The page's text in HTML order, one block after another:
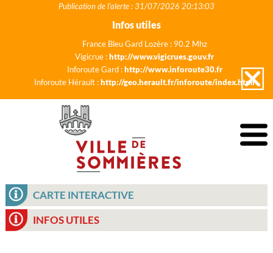
Publication de l'alerte : 31/07/2026 20:13:03
Infos utiles
France Bleu Gard Lozère : 90.2 Mhz
Vigicrue :http://www.vigicrues.gouv.fr
Inforoute Gard :http://www.inforoute30.fr
Inforoute Hérault :http://geo.herault.fr/inforoute/index.html
CARTE INTERACTIVE
INFOS UTILES